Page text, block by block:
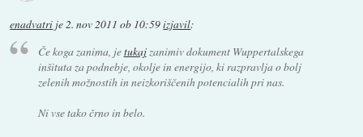
enadvatri je2. nov 2011 ob 10:59izjavil:
Če koga zanima, jetukajzanimiv dokument Wuppertalskega
inšituta za podnebje, okolje in energijo, ki razpravlja o bolj
zelenih možnostih in neizkoriščenih potencialih pri nas.
Ni vse tako črno in belo.